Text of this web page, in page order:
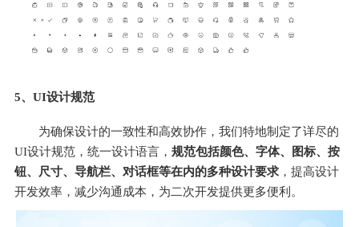
5、UI设计规范
为确保设计的一致性和高效协作，我们特地制定了详尽的
UI设计规范，统一设计语言， 规范包括颜色、字体、图标、按
钮、尺寸、导航栏、对话框等在内的多种设计要求 ，提高设计
开发效率，减少沟通成本，为二次开发提供更多便利。